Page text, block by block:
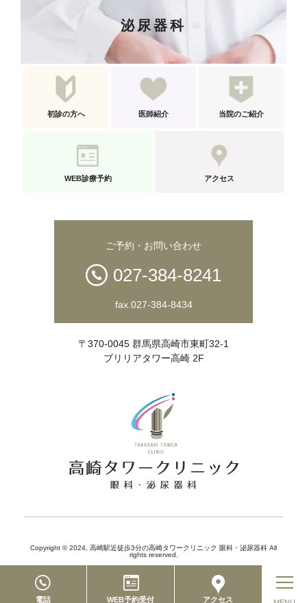
泌尿器科
初診の方へ 医師紹介 当院のご紹介
WEB診療予約 アクセス
ご予約・お問い合わせ
027-384-8241
fax.027-384-8434
〒370-0045 群馬県高崎市東町32-1
ブリリアタワー高崎 2F
Copyright © 2024, 高崎駅近徒歩3分の高崎タワークリニック 眼科・泌尿器科 All
rights reserved.
電話 WEB予約受付 アクセス